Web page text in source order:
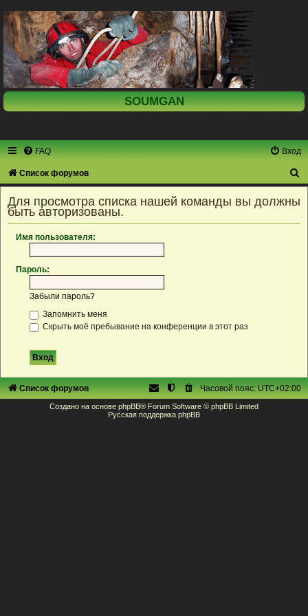
SOUMGAN
FAQ Вход
Список форумов
Для просмотра списка нашей команды вы должны
быть авторизованы.
Имя пользователя:
Пароль:
Забыли пароль?
Запомнить меня
Скрыть моё пребывание на конференции в этот раз
Список форумов Часовой пояс:UTC+02:00
Создано на основе phpBB® Forum Software © phpBB Limited
Русская поддержка phpBB